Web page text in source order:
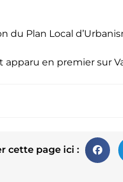
du Plan Local
apparu en premier sur
cette page ici :